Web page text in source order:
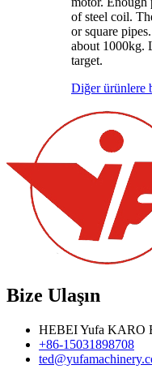
of steel coil.
or square
about 1000kg.
target.
Diğer ürünlere
Bize Ulaşın
HEBEI Yufa KARO
+86-15031898708